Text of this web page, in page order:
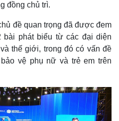
đồng chủ trì.
đề quan trọng đã được đem
bài phát biểu từ các đại diện
thế giới, trong đó có vấn đề
vệ phụ nữ và trẻ em trên